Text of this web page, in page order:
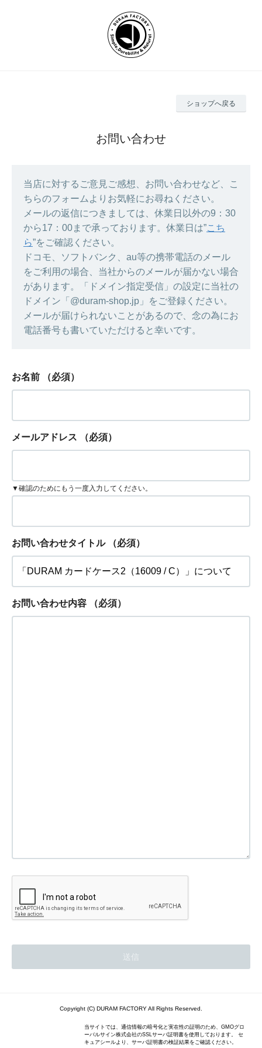
ショップへ戻る
お問い合わせ
当店に対するご意見ご感想、お問い合わせなど、こ
ちらのフォームよりお気軽にお尋ねください。
メールの返信につきましては、休業日以外の9：30
から17：00まで承っております。休業日は”こち
ら”をご確認ください。
ドコモ、ソフトバンク、au等の携帯電話のメール
をご利用の場合、当社からのメールが届かない場合
があります。「ドメイン指定受信」の設定に当社の
ドメイン「@duram-shop.jp」をご登録ください。
メールが届けられないことがあるので、念の為にお
電話番号も書いていただけると幸いです。
お名前 （必須）
メールアドレス （必須）
▼確認のためにもう一度入力してください。
お問い合わせタイトル （必須）
お問い合わせ内容 （必須）
Copyright (C) DURAM FACTORY All Rights Reserved.
当サイトでは、通信情報の暗号化と実在性の証明のため、GMOグロ
ーバルサイン株式会社のSSLサーバ証明書を使用しております。 セ
キュアシールより、サーバ証明書の検証結果をご確認ください。